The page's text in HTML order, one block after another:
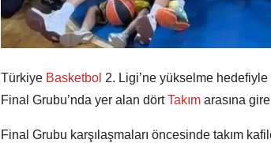
Türkiye Basketbol 2. Ligi’ne yükselme
Final Grubu’nda yer alan dörtTakım arasına
Final Grubu karşılaşmaları öncesinde takım